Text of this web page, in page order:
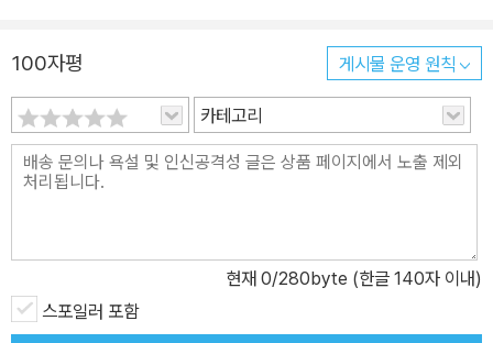
100자평 게시물 운영 원칙
카테고리
현재 0/280byte (한글 140자 이내)
스포일러 포함